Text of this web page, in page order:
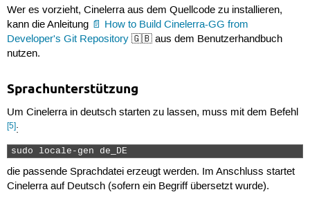
Wer es vorzieht, Cinelerra aus dem Quellcode zu installieren,
kann die Anleitung
How to Build Cinelerra-GG from
Developer's Git Repository🇬🇧 aus dem Benutzerhandbuch
nutzen.
Sprachunterstützung
Um Cinelerra in deutsch starten zu lassen, muss mit dem Befehl
[5]:
sudo locale-gen de_DE
die passende Sprachdatei erzeugt werden. Im Anschluss startet
Cinelerra auf Deutsch (sofern ein Begriff übersetzt wurde).